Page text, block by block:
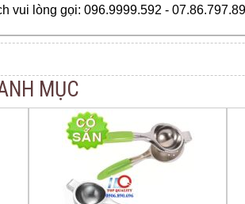
vui lòng gọi: 096.9999.592 -
MỤC